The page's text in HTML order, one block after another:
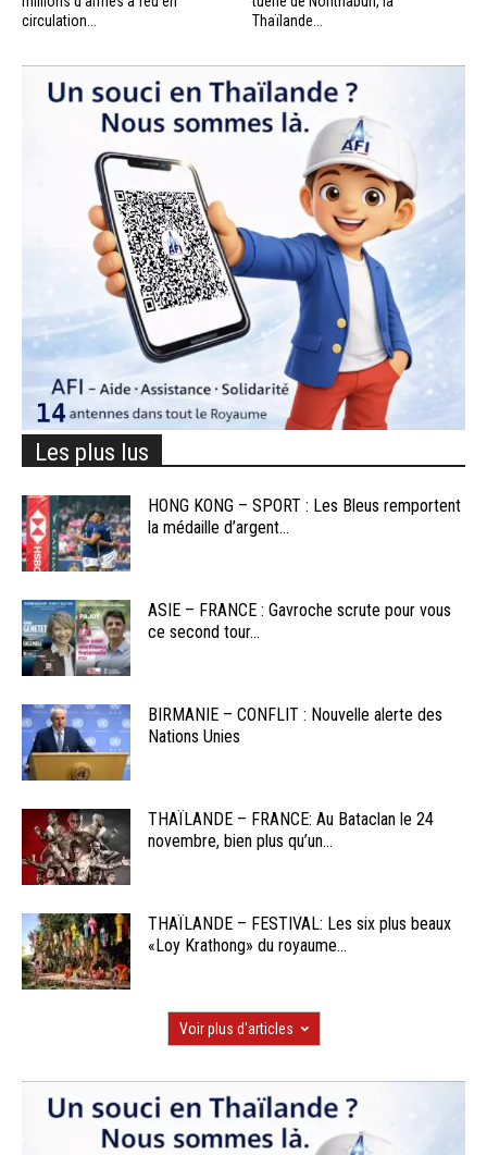
circulation...
Thaïlande...
Les plus lus
HONG KONG – SPORT : Les Bleus remportent
la médaille d’argent...
ASIE – FRANCE : Gavroche scrute pour vous
ce second tour...
BIRMANIE – CONFLIT : Nouvelle alerte des
Nations Unies
THAÏLANDE – FRANCE: Au Bataclan le 24
novembre, bien plus qu’un...
THAÏLANDE – FESTIVAL: Les six plus beaux
«Loy Krathong» du royaume...
Voir plus d'articles